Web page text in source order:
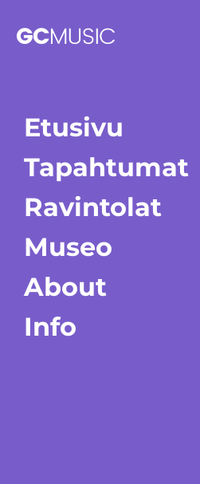
Etusivu
Tapahtumat
Ravintolat
Museo
About
Info